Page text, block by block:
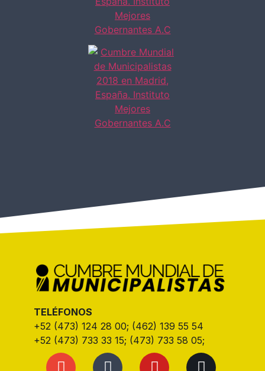
TELÉFONOS
+52 (473) 124 28 00; (462) 139 55 54
+52 (473) 733 33 15; (473) 733 58 05;